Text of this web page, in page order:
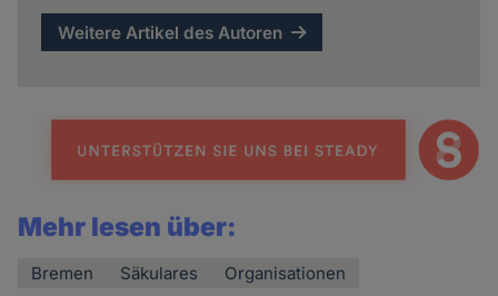
Weitere Artikel des Autoren
Mehr lesen über:
Bremen Säkulares Organisationen